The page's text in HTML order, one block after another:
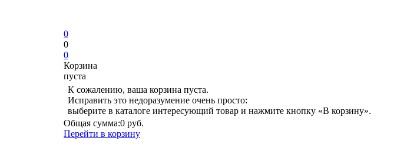
0
0
0
Корзина
пуста
К сожалению, ваша корзина пуста.
Исправить это недоразумение очень просто:
выберите в каталоге интересующий товар и нажмите кнопку «В корзину».
Общая сумма:0 руб.
Перейти в корзину